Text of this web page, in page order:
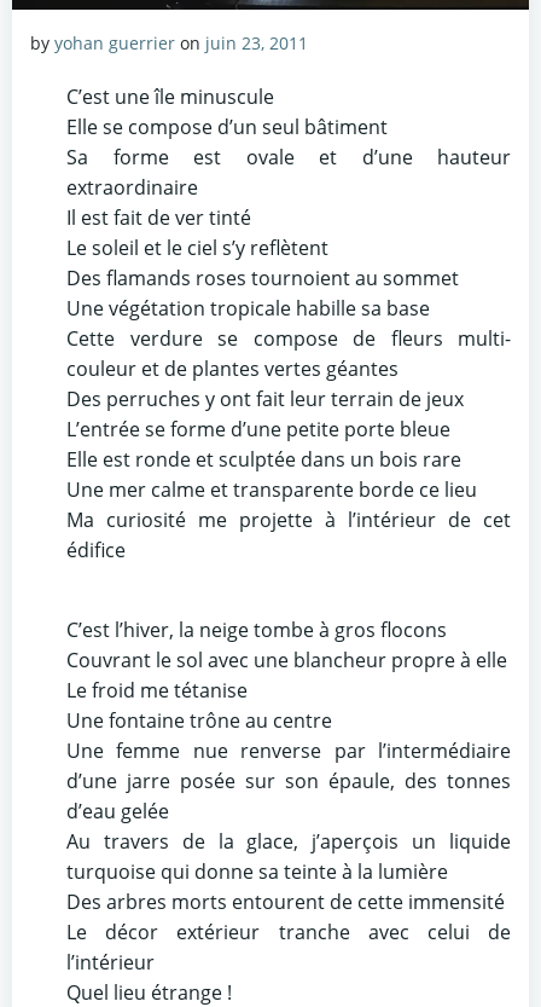
by yohan guerrier on juin 23, 2011
C’est une île minuscule
Elle se compose d’un seul bâtiment
Sa forme est ovale et d’une hauteur
extraordinaire
Il est fait de ver tinté
Le soleil et le ciel s’y reflètent
Des flamands roses tournoient au sommet
Une végétation tropicale habille sa base
Cette verdure se compose de fleurs multi-
couleur et de plantes vertes géantes
Des perruches y ont fait leur terrain de jeux
L’entrée se forme d’une petite porte bleue
Elle est ronde et sculptée dans un bois rare
Une mer calme et transparente borde ce lieu
Ma curiosité me projette à l’intérieur de cet
édifice
C’est l’hiver, la neige tombe à gros flocons
Couvrant le sol avec une blancheur propre à elle
Le froid me tétanise
Une fontaine trône au centre
Une femme nue renverse par l’intermédiaire
d’une jarre posée sur son épaule, des tonnes
d’eau gelée
Au travers de la glace, j’aperçois un liquide
turquoise qui donne sa teinte à la lumière
Des arbres morts entourent de cette immensité
Le décor extérieur tranche avec celui de
l’intérieur
Quel lieu étrange !